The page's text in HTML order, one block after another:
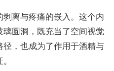
离与疼痛的嵌入。这个内
圆洞，既充当了空间视觉
，也成为了作用于酒精与